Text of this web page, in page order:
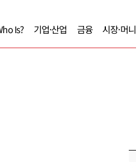
Is? 기업·산업 금융 시장·머니